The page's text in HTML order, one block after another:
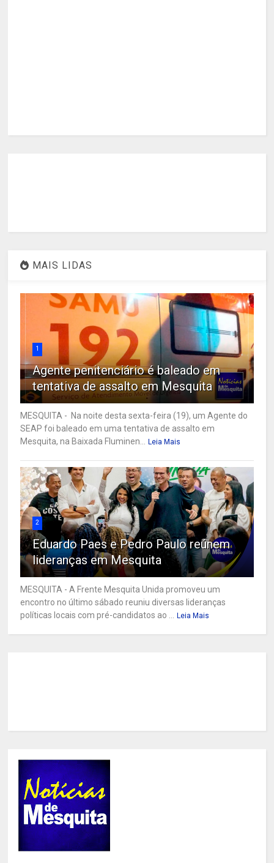
MAIS LIDAS
1
Agente penitenciário é baleado em
tentativa de assalto em Mesquita
MESQUITA - Na noite desta sexta-feira (19), um Agente do
SEAP foi baleado em uma tentativa de assalto em
Mesquita, na Baixada Fluminen... Leia Mais
2
Eduardo Paes e Pedro Paulo reúnem
lideranças em Mesquita
MESQUITA - A Frente Mesquita Unida promoveu um
encontro no último sábado reuniu diversas lideranças
políticas locais com pré-candidatos ao ... Leia Mais